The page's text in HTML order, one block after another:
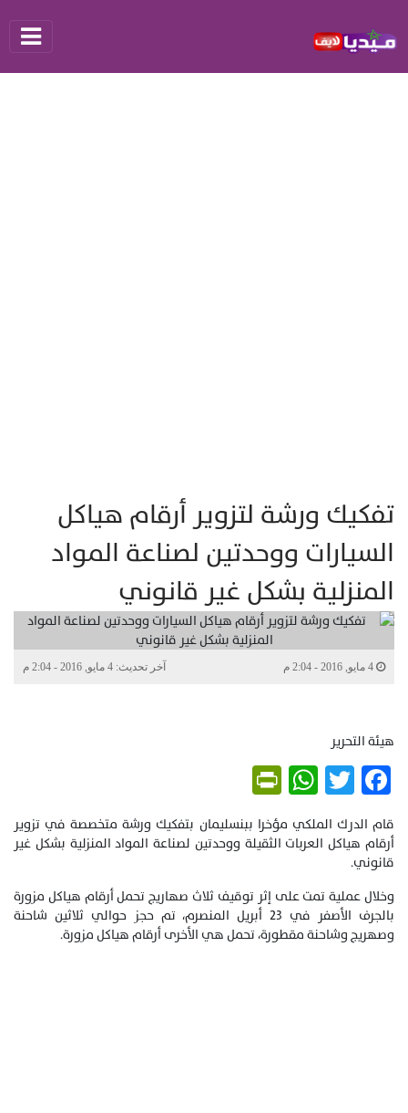
تفكيك ورشة لتزوير أرقام هياكل
السيارات ووحدتين لصناعة المواد
المنزلية بشكل غير قانوني
آخر تحديث: 4 مايو, 2016 - 2:04 م
هيئة التحرير
Facebook
Twitter
WhatsApp
قام الدرك الملكي مؤخرا ببنسليمان بتفكيك ورشة متخصصة في تزوير
أرقام هياكل العربات الثقيلة ووحدتين لصناعة المواد المنزلية بشكل غير
قانوني.
وخلال عملية تمت على إثر توقيف ثلاث صهاريج تحمل أرقام هياكل مزورة
بالجرف الأصفر في 23 أبريل المنصرم، تم حجز حوالي ثلاثين شاحنة
وصهريج وشاحنة مقطورة، تحمل هي الأخرى أرقام هياكل مزورة.